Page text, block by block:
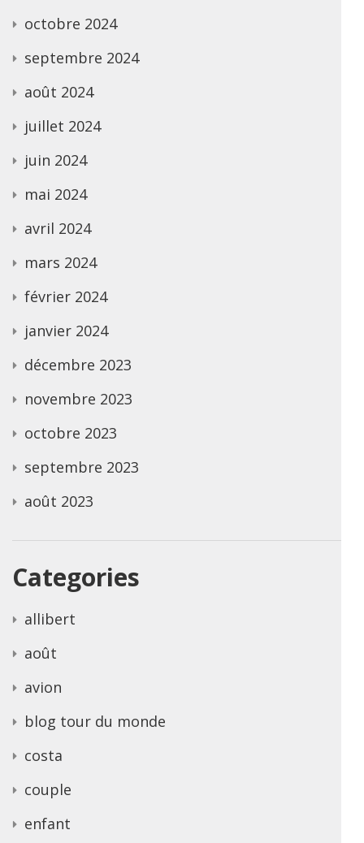
octobre 2024
septembre 2024
août 2024
juillet 2024
juin 2024
mai 2024
avril 2024
mars 2024
février 2024
janvier 2024
décembre 2023
novembre 2023
octobre 2023
septembre 2023
août 2023
Categories
allibert
août
avion
blog tour du monde
costa
couple
enfant